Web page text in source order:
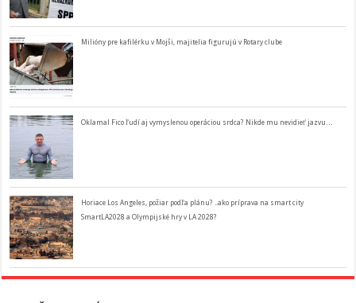
Milióny pre kafilérku v Mojši, majitelia figurujú v Rotary clube
Oklamal Fico ľudí aj vymyslenou operáciou srdca? Nikde mu nevidieť jazvu…
Horiace Los Angeles, požiar podľa plánu? ..ako príprava na smart city
SmartLA2028 a Olympijské hry v LA 2028?